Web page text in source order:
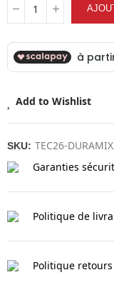
Add to Wishlist
SKU: TEC26-
Garanties
Politique de
Politique retours